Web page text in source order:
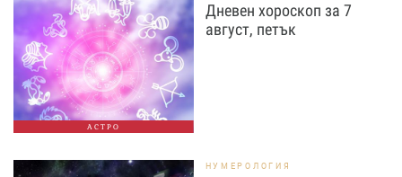
АСТРО
Дневен хороскоп за 7
август, петък
НУМЕРОЛОГИЯ